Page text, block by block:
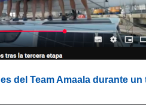
del Team Amaala durante